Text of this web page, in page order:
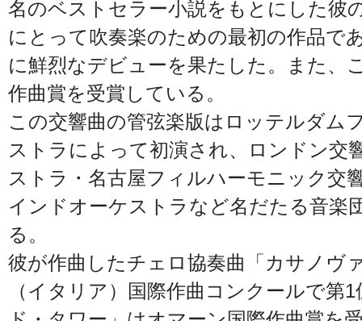
名のベストセラー小説をもとにした彼
にとって吹奏楽のための最初の作品で
に鮮烈なデビューを果たした。また、
作曲賞を受賞している。
この交響曲の管弦楽版はロッテルダム
ストラによって初演され、ロンドン交
ストラ・名古屋フィルハーモニック交
インドオーケストラなど名だたる音楽
る。
彼が作曲したチェロ協奏曲「カサノヴ
（イタリア）国際作曲コンクールで第